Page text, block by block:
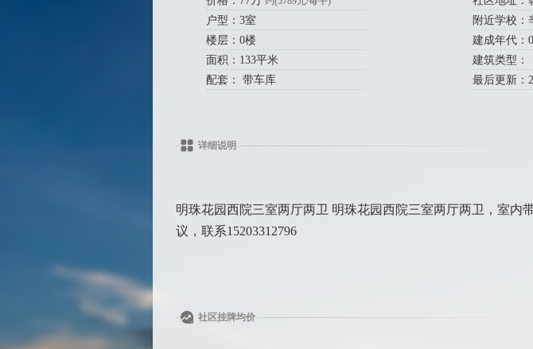
户型：3室
楼层：0楼
面积：133平米
配套： 带车库
附近学校：
建成年代：
建筑类型：
最后更新：
详细说明
明珠花园西院三室两厅两卫 明珠花园西院三室两厅两卫，室内
议，联系15203312796
社区挂牌均价